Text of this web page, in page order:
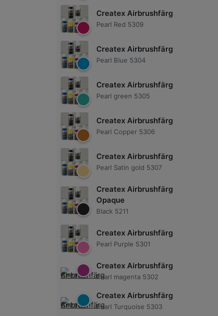
Createx Airbrushfärg
Pearl Red 5309
Createx Airbrushfärg
Pearl Blue 5304
Createx Airbrushfärg
Pearl green 5305
Createx Airbrushfärg
Pearl Copper 5306
Createx Airbrushfärg
Pearl Satin gold 5307
Createx Airbrushfärg
Opaque
Black 5211
Createx Airbrushfärg
Pearl Purple 5301
Createx Airbrushfärg
Pearl magenta 5302
Createx Airbrushfärg
Pearl Turquoise 5303